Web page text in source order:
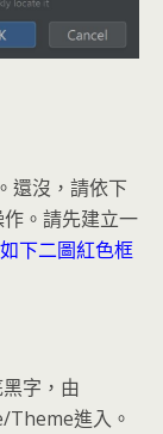
還沒，請依下
。請先建立一
下二圖紅色框
字，由
進入。